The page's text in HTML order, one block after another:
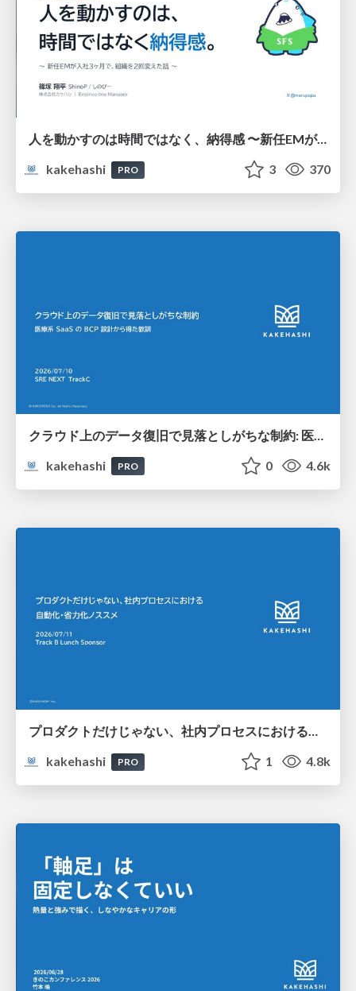
人を動かすのは時間ではなく、納得感 〜新任EMが入社3ヶ月、組織を2回変えた話〜
kakehashi
PRO 3 370
kakehashi
PRO 0 4.6k
プロダクトだけじゃない、社内プロセスにおける自動化・省力化ノススメ
kakehashi
PRO 1 4.8k